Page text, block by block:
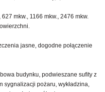
mkw., 1166 mkw., 2476 mkw.
jasne, dogodne połączenie
budynku, podwieszane sufity z
sygnalizacji pożaru, wykładzina,